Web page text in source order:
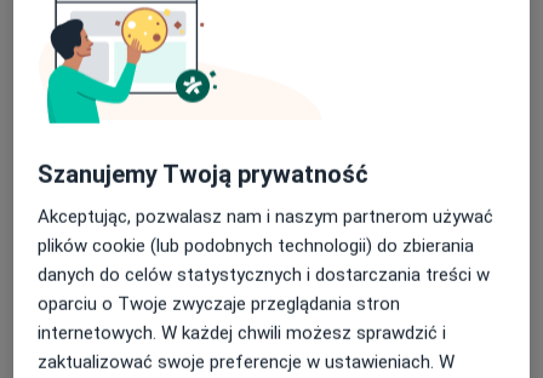
Prywatnie: Mąż, ojciec trójki dzieci, dwie córki i syn
Zainteresowania: Lech Poznań, piłka nożna, tenis,
narty.
Najwyższa jakość. Profesjonalizm. Komfort.
Bezpieczeństwo. Skuteczność. Konkurencyjne ceny.
* wizyty także w innym terminie po ustaleniu
telefonicznym
więcejO mnie
Zakres porad
Szanujemy Twoją prywatność
Akceptując, pozwalasz nam i naszym partnerom używać
plików cookie (lub podobnych technologii) do zbierania
danych do celów statystycznych i dostarczania treści w
oparciu o Twoje zwyczaje przeglądania stron
internetowych. W każdej chwili możesz sprawdzić i
zaktualizować swoje preferencje w ustawieniach. W